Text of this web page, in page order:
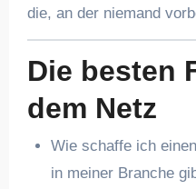
die, an der niemand
Die besten
dem Netz
Wie schaffe ich
in meiner Branche